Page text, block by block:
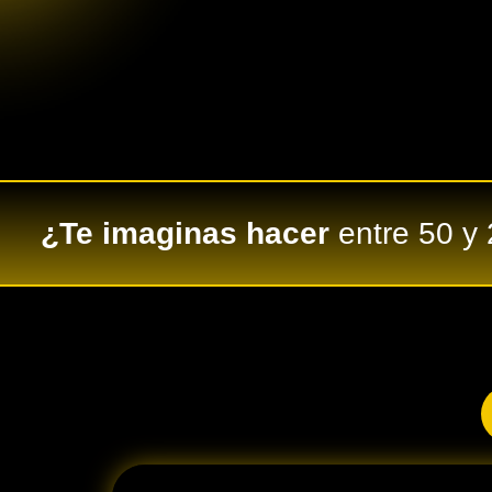
¿Te imaginas hacerentre 50 y